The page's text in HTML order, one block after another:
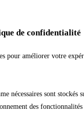
de confidentialité
pour améliorer votre
nécessaires sont stockés
des fonctionnalités